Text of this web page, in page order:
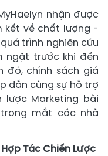
nhận được
về chất lượng -
trình nghiên cứu
ngặt trước khi đến
đó, chính sách giá
dẫn cùng sự hỗ trợ
Marketing bài
mắt các nhà
Hợp Tác Chiến Lược